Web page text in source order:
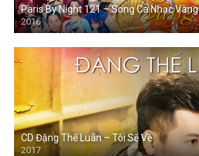
Paris By Night 121 – Song Ca Nhạc Vàng
2016
CD Đặng Thế Luân – Tôi Sẽ Về
2017